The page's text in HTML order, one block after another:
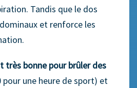
Tandis que le dos
et renforce les
très bonne pour brûler des
pour une heure de sport) et